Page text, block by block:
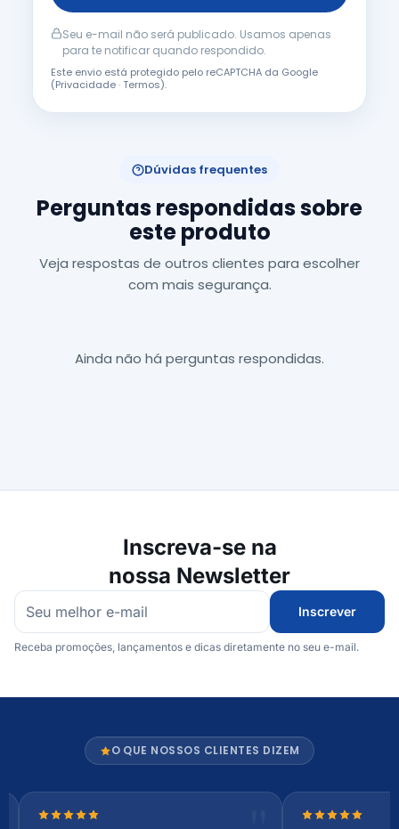
Seu e-mail não será publicado. Usamos apenas
para te notificar quando respondido.
Este envio está protegido pelo reCAPTCHA da Google
(Privacidade·Termos).
Dúvidas frequentes
Perguntas respondidas sobre
este produto
Veja respostas de outros clientes para escolher
com mais segurança.
Ainda não há perguntas respondidas.
Inscreva-se na
nossa Newsletter
Inscrever
Receba promoções, lançamentos e dicas diretamente no seu e-mail.
O QUE NOSSOS CLIENTES DIZEM
Nota 5 de 5 estrelas Nota 5 de 5